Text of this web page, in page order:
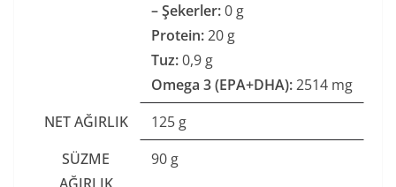
– Şekerler:0 g
Protein:20 g
Tuz:0,9 g
Omega 3 (EPA+DHA):2514 mg
NET AĞIRLIK
125 g
SÜZME
90 g